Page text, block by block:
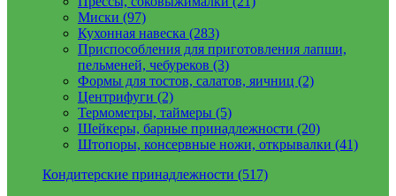
Миски (97)
Кухонная навеска (283)
Приспособления для приготовления лапши,
пельменей, чебуреков (3)
Формы для тостов, салатов, яичниц (2)
Центрифуги (2)
Термометры, таймеры (5)
Шейкеры, барные принадлежности (20)
Штопоры, консервные ножи, открывалки (41)
Кондитерские принадлежности (517)